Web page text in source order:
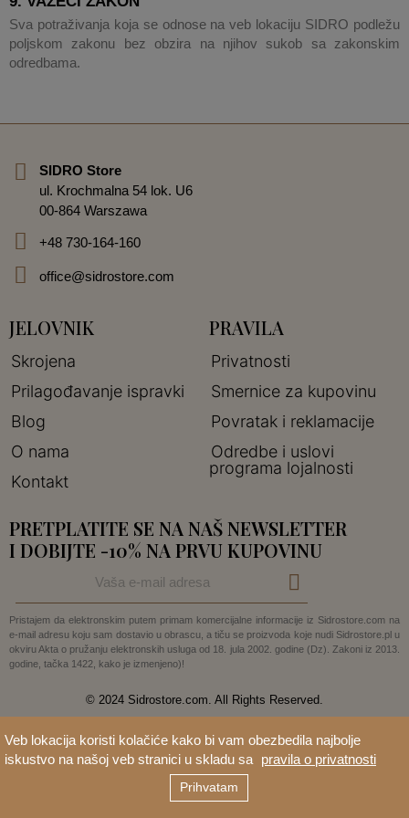
Sva potraživanja koja se odnose na veb lokaciju SIDRO podležu
poljskom zakonu bez obzira na njihov sukob sa zakonskim
odredbama.
SIDRO Store
ul. Krochmalna 54 lok. U6
00-864 Warszawa
+48 730-164-160
office@sidrostore.com
JELOVNIK
Skrojena
Prilagođavanje ispravki
Blog
O nama
Kontakt
PRAVILA
Privatnosti
Smernice za kupovinu
Povratak i reklamacije
Odredbe i uslovi
programa lojalnosti
PRETPLATITE SE NA NAŠ NEWSLETTER
I DOBIJTE -10% NA PRVU KUPOVINU
Pristajem da elektronskim putem primam komercijalne informacije iz Sidrostore.com na
e-mail adresu koju sam dostavio u obrascu, a tiču se proizvoda koje nudi Sidrostore.pl u
okviru Akta o pružanju elektronskih usluga od 18. jula 2002. godine (Dz). Zakoni iz 2013.
godine, tačka 1422, kako je izmenjeno)!
© 2024 Sidrostore.com. All Rights Reserved.
Veb lokacija koristi kolačiće kako bi vam obezbedila najbolje
iskustvo na našoj veb stranici u skladu sa pravila o privatnosti
Prihvatam